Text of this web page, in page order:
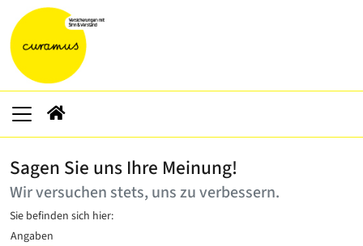
Sagen Sie uns Ihre Meinung!
Wir versuchen stets, uns zu verbessern.
Sie befinden sich hier:
Angaben